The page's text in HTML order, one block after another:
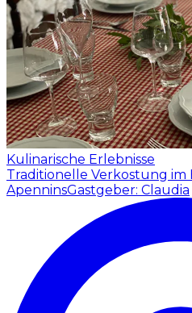
Kulinarische Erlebnisse
Traditionelle Verkostung im
ApenninsGastgeber: Claudia